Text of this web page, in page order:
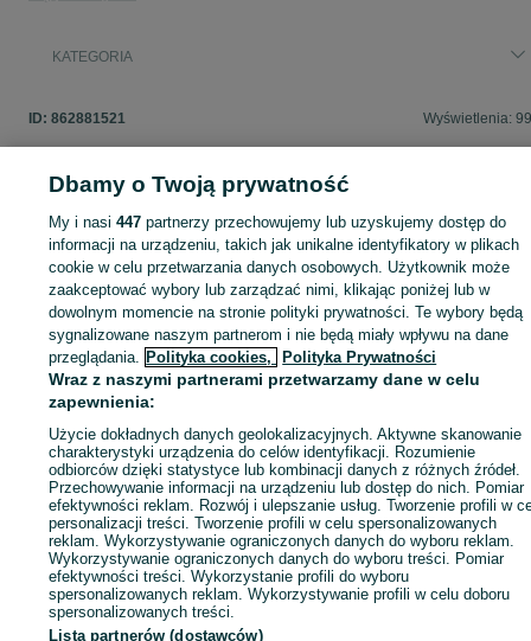
KATEGORIA
ID: 862881521 Wyświetlenia:
Zaloguj się lub załóż konto na OLX, aby skontaktować się z
sprzedającym
Zaloguj się / Załóż konto
Zadzwoń / SMS Wyślij wiadomość
Dbamy o Twoją prywatność
My i nasi447 partnerzy przechowujemy lub uzyskujemy dostęp do
informacji na urządzeniu, takich jak unikalne identyfikatory w plikach
cookie w celu przetwarzania danych osobowych. Użytkownik może
zaakceptować wybory lub zarządzać nimi, klikając poniżej lub w
dowolnym momencie na stronie polityki prywatności. Te wybory będą
sygnalizowane naszym partnerom i nie będą miały wpływu na dane
przeglądania. Polityka cookies, Polityka Prywatności
Wraz z naszymi partnerami przetwarzamy dane w celu
zapewnienia:
Użycie dokładnych danych geolokalizacyjnych. Aktywne skanowanie
charakterystyki urządzenia do celów identyfikacji. Rozumienie
odbiorców dzięki statystyce lub kombinacji danych z różnych źródeł.
Przechowywanie informacji na urządzeniu lub dostęp do nich. Pomiar
efektywności reklam. Rozwój i ulepszanie usług. Tworzenie profili w
personalizacji treści. Tworzenie profili w celu spersonalizowanych
reklam. Wykorzystywanie ograniczonych danych do wyboru reklam.
Wykorzystywanie ograniczonych danych do wyboru treści. Pomiar
efektywności treści. Wykorzystanie profili do wyboru
spersonalizowanych reklam. Wykorzystywanie profili w celu doboru
spersonalizowanych treści.
Lista partnerów (dostawców)